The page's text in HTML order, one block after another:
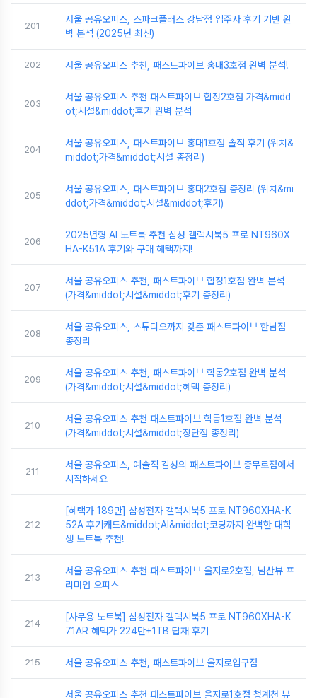
201
서울 공유오피스, 스파크플러스 강남점 입주사 후기 기반 완
벽 분석 (2025년 최신)
202 서울 공유오피스 추천, 패스트파이브 홍대3호점 완벽 분석!
203
서울 공유오피스 추천 패스트파이브 합정2호점 가격&midd
ot;시설&middot;후기 완벽 분석
204
서울 공유오피스, 패스트파이브 홍대1호점 솔직 후기 (위치&
middot;가격&middot;시설 총정리)
205
서울 공유오피스, 패스트파이브 홍대2호점 총정리 (위치&mi
ddot;가격&middot;시설&middot;후기)
206
2025년형 AI 노트북 추천 삼성 갤럭시북5 프로 NT960X
HA-K51A 후기와 구매 혜택까지!
207
서울 공유오피스 추천, 패스트파이브 합정1호점 완벽 분석
(가격&middot;시설&middot;후기 총정리)
208
서울 공유오피스, 스튜디오까지 갖춘 패스트파이브 한남점
총정리
209
서울 공유오피스 추천, 패스트파이브 학동2호점 완벽 분석
(가격&middot;시설&middot;혜택 총정리)
210
서울 공유오피스 추천 패스트파이브 학동1호점 완벽 분석
(가격&middot;시설&middot;장단점 총정리)
211
서울 공유오피스, 예술적 감성의 패스트파이브 충무로점에서
시작하세요
212
[혜택가 189만] 삼성전자 갤럭시북5 프로 NT960XHA-K
52A 후기캐드&middot;AI&middot;코딩까지 완벽한 대학
생 노트북 추천!
213
서울 공유오피스 추천 패스트파이브 을지로2호점, 남산뷰 프
리미엄 오피스
214
[사무용 노트북] 삼성전자 갤럭시북5 프로 NT960XHA-K
71AR 혜택가 224만+1TB 탑재 후기
215 서울 공유오피스 추천, 패스트파이브 을지로입구점
서울 공유오피스 추천 패스트파이브 을지로1호점 청계천 뷰